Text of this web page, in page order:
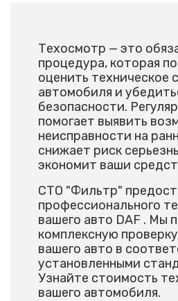
Техосмотр — это
процедура, которая
оценить техническое
автомобиля и
безопасности.
помогает выявить
неисправности на
снижает риск
экономит ваши
СТО "Фильтр"
профессионального
вашего авто DAF . Мы
комплексную
вашего авто в
установленными
Узнайте стоимость
вашего автомобиля.